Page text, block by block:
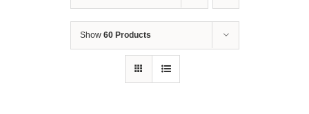
Show 60 Products